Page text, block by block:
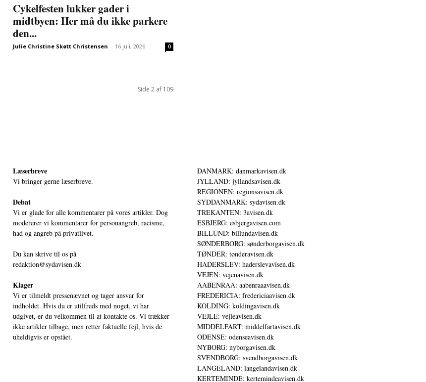
Cykelfesten lukker gader i
midtbyen: Her må du ikke parkere
den...
Julie Christine Skøtt Christensen - 16 juli, 2026 0
Side 2 af 109
Læserbreve
Vi bringer gerne læserbreve.
Debat
Vi er glade for alle kommentarer på vores artikler. Dog
modererer vi kommentarer for personangreb, racisme,
had og angreb på privatlivet.
Du kan skrive til os på
redaktion@sydavisen.dk
Klager
Vi er tilmeldt pressenævnet og tager ansvar for
indholdet. Hvis du er utilfreds med noget, vi har
udgivet, er du velkommen til at kontakte os. Vi trækker
ikke artikler tilbage, men retter faktuelle fejl, hvis de
uheldigvis er opstået.
DANMARK: danmarkavisen.dk
JYLLAND: jyllandsavisen.dk
REGIONEN: regionsavisen.dk
SYDDANMARK: sydavisen.dk
TREKANTEN: 3avisen.dk
ESBJERG: esbjergavisen.com
BILLUND: billundavisen.dk
SØNDERBORG: sønderborgavisen.dk
TØNDER: tønderavisen.dk
HADERSLEV: haderslevavisen.dk
VEJEN: vejenavisen.dk
AABENRAA: aabenraaavisen.dk
FREDERICIA: fredericiaavisen.dk
KOLDING: koldingavisen.dk
VEJLE: vejleavisen.dk
MIDDELFART: middelfartavisen.dk
ODENSE: odenseavisen.dk
NYBORG: nyborgavisen.dk
SVENDBORG: svendborgavisen.dk
LANGELAND: langelandavisen.dk
KERTEMINDE: kertemindeavisen.dk